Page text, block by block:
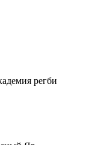
регби